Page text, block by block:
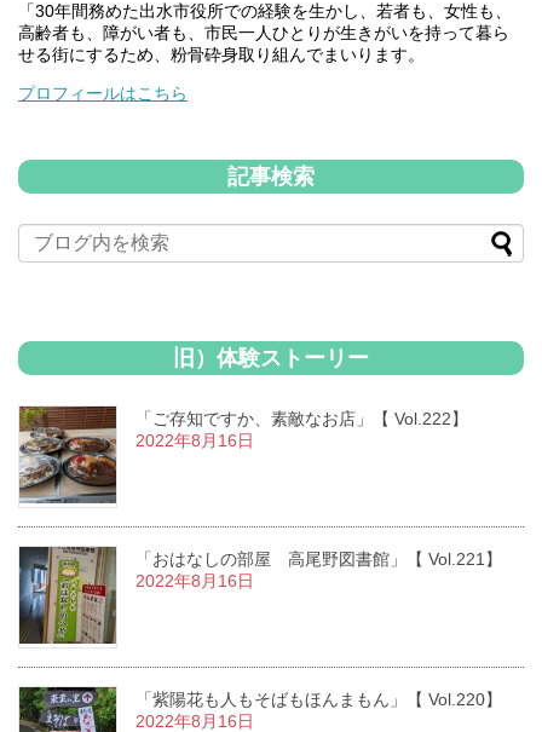
「30年間務めた出水市役所での経験を生かし、若者も、女性も、
高齢者も、障がい者も、市民一人ひとりが生きがいを持って暮ら
せる街にするため、粉骨砕身取り組んでまいります。
プロフィールはこちら
記事検索
旧）体験ストーリー
「ご存知ですか、素敵なお店」【 Vol.222】
2022年8月16日
「おはなしの部屋 高尾野図書館」【 Vol.221】
2022年8月16日
「紫陽花も人もそばもほんまもん」【 Vol.220】
2022年8月16日